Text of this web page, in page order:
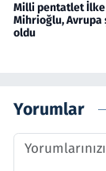
Milli pentatlet İlke
Mihrioğlu, Avrupa
oldu
Yorumlar